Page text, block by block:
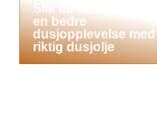
Slik får hele familien
en bedre
dusjopplevelse med
riktig dusjolje